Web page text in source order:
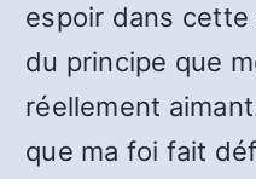
espoir dans
du principe que
réellement
que ma foi fait